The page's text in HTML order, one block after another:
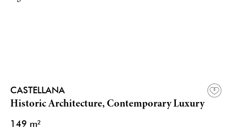
CASTELLANA
Historic Architecture, Contemporary Luxury
149 m²